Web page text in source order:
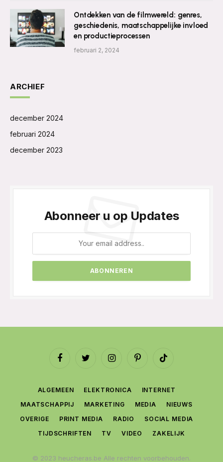
Ontdekken van de filmwereld: genres,
geschiedenis, maatschappelijke invloed
en productieprocessen
februari 2, 2024
ARCHIEF
december 2024
februari 2024
december 2023
Abonneer u op Updates
FacebookTwitter InstagramPinterestTikTok
ALGEMEEN ELEKTRONICA
INTERNET
MAATSCHAPPIJ
MARKETING MEDIA
NIEUWS
OVERIGE
PRINT MEDIA RADIO
SOCIAL MEDIA
TIJDSCHRIFTEN
TV VIDEO ZAKELIJK
© 2023 heucheras.be Alle rechten voorbehouden.